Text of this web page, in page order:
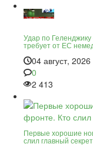
Удар по
требует от ЕС
04 август, 2026
0
2 413
Первые хорошие
слил главный